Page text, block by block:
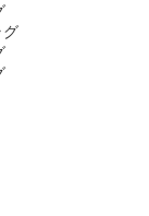
グ